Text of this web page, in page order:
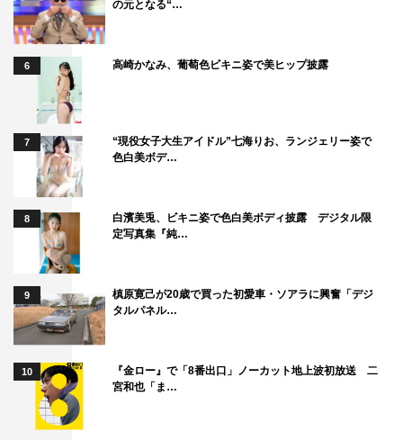
に性格にも変化が見えてきます。また、広大な自然と穏や
かな風景が広がる福島というロケーションも大きな見どこ
ろのひとつです。復興に向けて力強く生活している現地の
方々のお力も借りて、メイ役の大沢さんと一緒にすてきな
作品を作り上げていきたいと思います。メイと小津、ふた
りの空気感を楽しんでください。
メイ役：大沢一菜 コメント
今回メイ役を演じさせていただく大沢一菜です。メイの好
きなところは、両親が亡くなってもそれを受け止めて前向
らす個性的な近所のみんなとの絆がどんどん深まっていく
姿を見て前向きな気持ちになってもらえたらうれしいで
プロデューサー：梅山文郁（テレビ東京 配信ビ
ジネス局配信ビジネスセンター）コメント
の元となる“…
6 高崎かなみ、葡萄色ビキニ姿で美ヒップ披露
7
“現役女子大生アイドル”七海りお、ランジェリー姿で
色白美ボデ…
8
白濱美兎、ビキニ姿で色白美ボディ披露 デジタル限
定写真集『純…
9
槙原寛己が20歳で買った初愛車・ソアラに興奮「デジ
タルパネル…
10
『金ロー』で「8番出口」ノーカット地上波初放送 二
宮和也「ま…